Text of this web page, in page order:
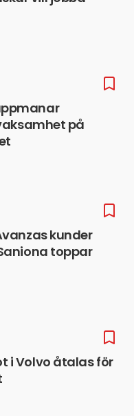
på
kunder
toppar
i Volvo åtalas för